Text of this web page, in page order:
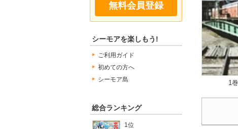
無料会員登録
シーモアを楽しもう!
ご利用ガイド
初めての方へ
シーモア島
総合ランキング
1位
1